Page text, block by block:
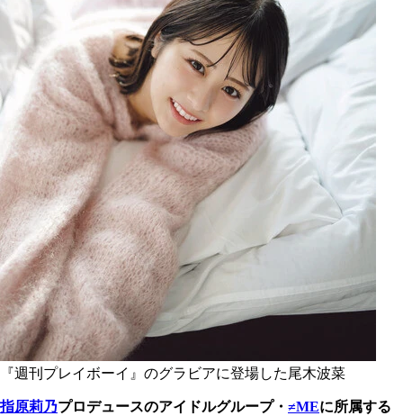
『週刊プレイボーイ』のグラビアに登場した尾木波菜
指原莉乃プロデュースのアイドルグループ・ ≠MEに所属する